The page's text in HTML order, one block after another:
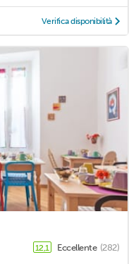
Verifica disponibilità
12,1 Eccellente (282)